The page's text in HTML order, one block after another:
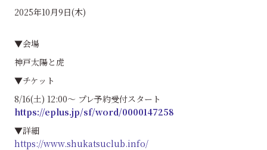
2025年10月9日(木)
▼会場
神戸太陽と虎
▼チケット
8/16(土) 12:00〜 プレ予約受付スタート
https://eplus.jp/sf/word/0000147258
▼詳細
https://www.shukatsuclub.info/